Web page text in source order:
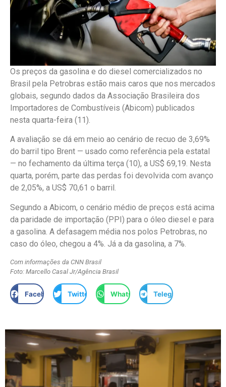
Os preços da gasolina e do diesel comercializados no
Brasil pela Petrobras estão mais caros que nos mercados
globais, segundo dados da Associação Brasileira dos
Importadores de Combustíveis (Abicom) publicados
nesta quarta-feira (11).
A avaliação se dá em meio ao cenário de recuo de 3,69%
do barril tipo Brent — usado como referência pela estatal
— no fechamento da última terça (10), a US$ 69,19. Nesta
quarta, porém, parte das perdas foi devolvida com avanço
de 2,05%, a US$ 70,61 o barril.
Segundo a Abicom, o cenário médio de preços está acima
da paridade de importação (PPI) para o óleo diesel e para
a gasolina. A defasagem média nos polos Petrobras, no
caso do óleo, chegou a 4%. Já a da gasolina, a 7%.
Com informações da CNN Brasil
Foto: Marcello Casal Jr/Agência Brasil
Facebook Twitter WhatsApp Telegram